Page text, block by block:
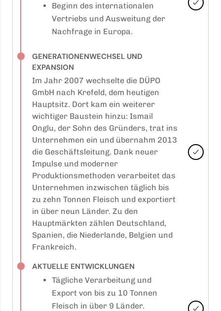
Beginn des internationalen
Vertriebs und Ausweitung der
Nachfrage in Europa.
GENERATIONENWECHSEL UND
EXPANSION
Im Jahr 2007 wechselte die DÜPO
GmbH nach Krefeld, dem heutigen
Hauptsitz. Dort kam ein weiterer
wichtiger Baustein hinzu: Ismail
Onglu, der Sohn des Gründers, trat ins
Unternehmen ein und übernahm 2013
die Geschäftsleitung. Dank neuer
Impulse und moderner
Produktionsmethoden verarbeitet das
Unternehmen inzwischen täglich bis
zu zehn Tonnen Fleisch und exportiert
in über neun Länder. Zu den
Hauptmärkten zählen Deutschland,
Spanien, die Niederlande, Belgien und
Frankreich.
AKTUELLE ENTWICKLUNGEN
Tägliche Verarbeitung und
Export von bis zu 10 Tonnen
Fleisch in über 9 Länder.